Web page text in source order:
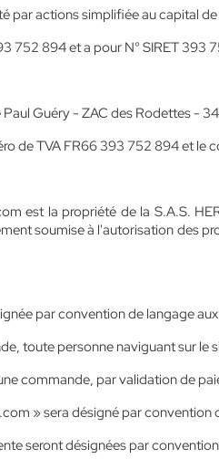
par actions simplifiée au capital
752 894 et a pour N° SIRET
Paul Guéry - ZAC des Rodettes -
de TVA FR66 393 752 894 et le
est la propriété de la S.A.S.
soumise à l'autorisation des
par convention de langage
toute personne naviguant sur le
commande, par validation de
» sera désigné par convention
seront désignées par